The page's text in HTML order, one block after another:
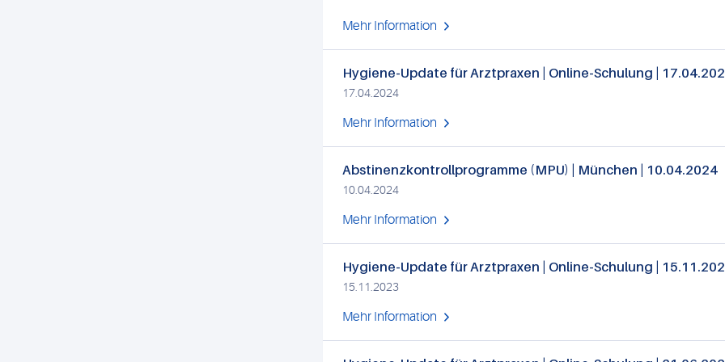
Mehr Information
Hygiene-Update für Arztpraxen | Online-Schulung |
17.04.2024
Mehr Information
Abstinenzkontrollprogramme (MPU) | München | 10.04.2024
10.04.2024
Mehr Information
Hygiene-Update für Arztpraxen | Online-Schulung |
15.11.2023
Mehr Information